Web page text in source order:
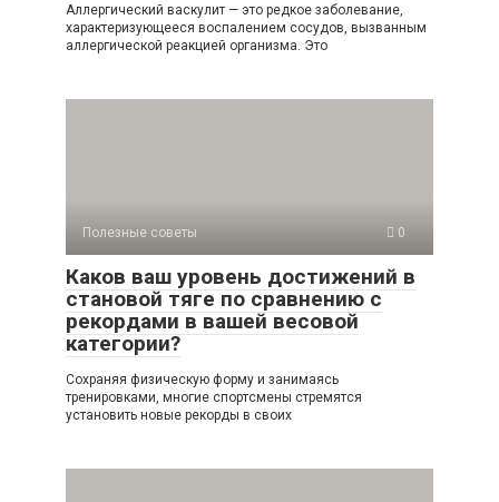
Аллергический васкулит — это редкое заболевание,
характеризующееся воспалением сосудов, вызванным
аллергической реакцией организма. Это
Полезные советы 0
Каков ваш уровень достижений в
становой тяге по сравнению с
рекордами в вашей весовой
категории?
Сохраняя физическую форму и занимаясь
тренировками, многие спортсмены стремятся
установить новые рекорды в своих